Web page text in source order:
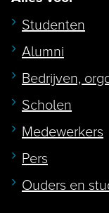
Studenten
Alumni
Bedrijven,
Scholen
Medewerkers
Pers
Ouders en